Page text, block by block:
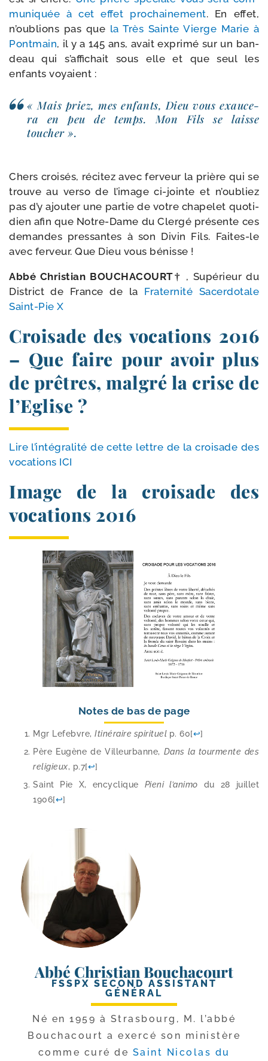
mu­ni­quée à cet effet pro­chai­ne­ment. En effet,
n’ou­blions pas que la Très Sainte Vierge Marie à
Pontmain, il y a 145 ans, avait expri­mé sur un ban­
deau qui s’af­fi­chait sous elle et que seul les
enfants voyaient :
« Mais priez, mes enfants, Dieu vous exau­ce­
ra en peu de temps. Mon Fils se laisse
toucher ».
Chers croi­sés, réci­tez avec fer­veur la prière qui se
trouve au ver­so de l’i­mage ci-​jointe et n’ou­bliez
pas d’y ajou­ter une par­tie de votre cha­pe­let quo­ti­
dien afin que Notre-​Dame du Clergé pré­sente ces
demandes pres­santes à son Divin Fils. Faites-​le
avec fer­veur. Que Dieu vous bénisse !
Abbé Christian BOUCHACOURT† , Supérieur du
District de France de la Fraternité Sacerdotale
Saint-​Pie X
Croisade des vocations 2016
– Que faire pour avoir plus
de prêtres, malgré la crise de
l’Eglise ?
Lire l’in­té­gra­li­té de cette lettre de la croi­sade des
voca­tions ICI
Image de la croisade des
vocations 2016
Notes de bas de page
Mgr Lefebvre, Itinéraire spi­ri­tuel p. 60[↩]
Père Eugène de Villeurbanne, Dans la tour­mente des
reli­gieux, p.7[↩]
Saint Pie X, ency­clique Pieni l’a­ni­mo du 28 juillet
1906[↩]
Abbé Christian Bouchacourt
FSSPX SECOND ASSISTANT
GÉNÉRAL
Né en 1959 à Strasbourg, M. l’ab­bé
Bouchacourt a exer­cé son minis­tère
comme curé de Saint Nicolas du